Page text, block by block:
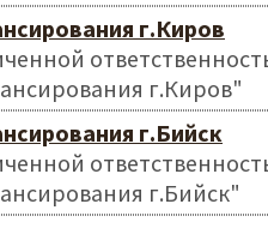
г.Киров
г.Киров"
г.Бийск
г.Бийск"